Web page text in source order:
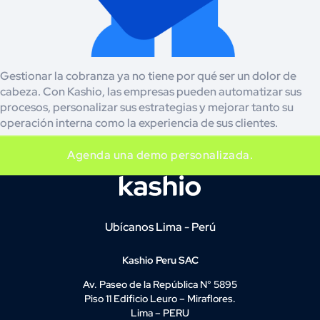
Gestionar la cobranza ya no tiene por qué ser un dolor de
cabeza. Con Kashio, las empresas pueden automatizar sus
procesos, personalizar sus estrategias y mejorar tanto su
operación interna como la experiencia de sus clientes.
Agenda una demo personalizada.
Ubícanos Lima - Perú
Kashio Peru SAC
Av. Paseo de la República N° 5895
Piso 11 Edificio Leuro – Miraflores.
Lima – PERU